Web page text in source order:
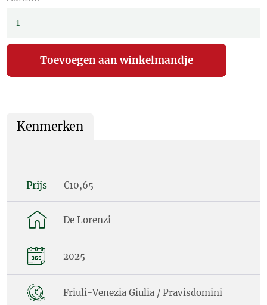
Kenmerken
Prijs €10,65
De Lorenzi
2025
Friuli-Venezia Giulia / Pravisdomini